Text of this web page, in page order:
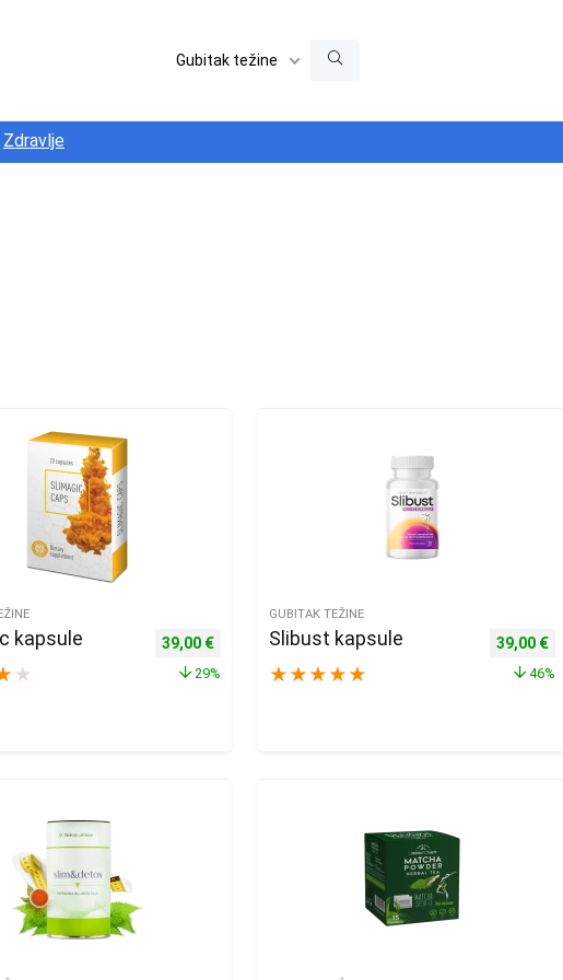
Gubitak težine
Zdravlje
€.
20,00 €.
kapsule
★
Izvorna cijena bila je: 55,00 €.
39,00 €Trenutna cijena je: 39,00 €.
29%
GUBITAK TEŽINE
Slibust kapsule
★ ★ ★ ★ ★
Izvorna
39,00 €
46%